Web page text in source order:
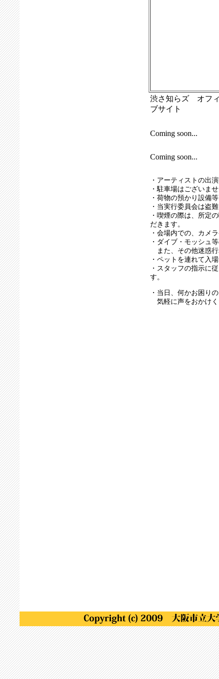
渋さ知らズ オフ
ブサイト
Coming soon...
Coming soon...
・アーティストの出
・駐車場はございま
・荷物の預かり設備
・当実行委員会は盗
・喫煙の際は、所定
だきます。
・会場内での、カメ
・ダイブ・モッシュ
また、その他迷惑
・ペットを連れて入
・スタッフの指示に
す。
・当日、何かお困り
気軽に声をおかけ